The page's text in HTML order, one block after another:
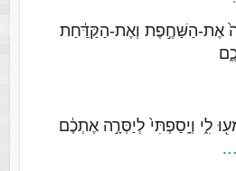
אֶת-הַשַּׁחֶ֣פֶת וְאֶת-הַקַּדַּ֔חַת
לִ֑י וְיָֽסַפְתִּי֙ לְיַסְּרָ֣ה אֶתְכֶ֔ם
…